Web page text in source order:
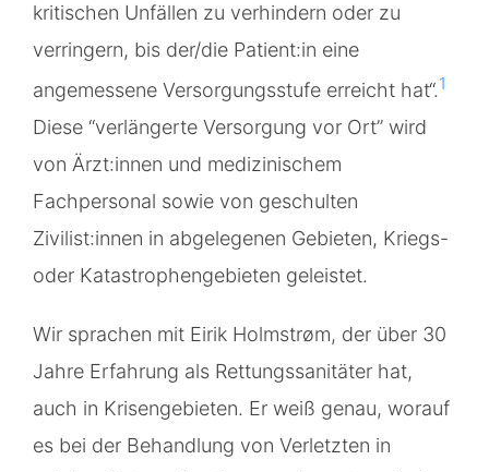
kritischen Unfällen zu verhindern oder zu
verringern, bis der/die Patient:in eine
angemessene Versorgungsstufe erreicht hat“.1
Diese “verlängerte Versorgung vor Ort” wird
von Ärzt:innen und medizinischem
Fachpersonal sowie von geschulten
Zivilist:innen in abgelegenen Gebieten, Kriegs-
oder Katastrophengebieten geleistet.
Wir sprachen mit Eirik Holmstrøm, der über 30
Jahre Erfahrung als Rettungssanitäter hat,
auch in Krisengebieten. Er weiß genau, worauf
es bei der Behandlung von Verletzten in